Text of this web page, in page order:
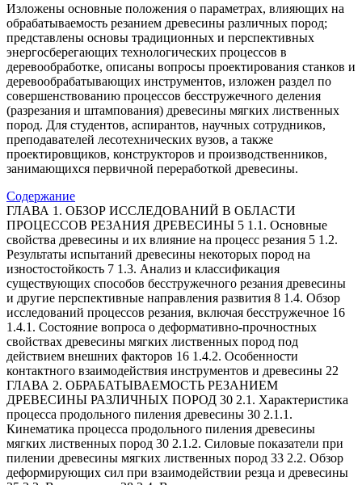
Изложены основные положения о параметрах, влияющих на
обрабатываемость резанием древесины различных пород;
представлены основы традиционных и перспективных
энергосберегающих технологических процессов в
деревообработке, описаны вопросы проектирования станков и
деревообрабатывающих инструментов, изложен раздел по
совершенствованию процессов бесстружечного деления
(разрезания и штампования) древесины мягких лиственных
пород. Для студентов, аспирантов, научных сотрудников,
преподавателей лесотехнических вузов, а также
проектировщиков, конструкторов и производственников,
занимающихся первичной переработкой древесины.
Содержание
ГЛАВА 1. ОБЗОР ИССЛЕДОВАНИЙ В ОБЛАСТИ
ПРОЦЕССОВ РЕЗАНИЯ ДРЕВЕСИНЫ 5 1.1. Основные
свойства древесины и их влияние на процесс резания 5 1.2.
Результаты испытаний древесины некоторых пород на
изностостойкость 7 1.3. Анализ и классификация
существующих способов бесстружечного резания древесины
и другие перспективные направления развития 8 1.4. Обзор
исследований процессов резания, включая бесстружечное 16
1.4.1. Состояние вопроса о деформативно-прочностных
свойствах древесины мягких лиственных пород под
действием внешних факторов 16 1.4.2. Особенности
контактного взаимодействия инструментов и древесины 22
ГЛАВА 2. ОБРАБАТЫВАЕМОСТЬ РЕЗАНИЕМ
ДРЕВЕСИНЫ РАЗЛИЧНЫХ ПОРОД 30 2.1. Характеристика
процесса продольного пиления древесины 30 2.1.1.
Кинематика процесса продольного пиления древесины
мягких лиственных пород 30 2.1.2. Силовые показатели при
пилении древесины мягких лиственных пород 33 2.2. Обзор
деформирующих сил при взаимодействии резца и древесины